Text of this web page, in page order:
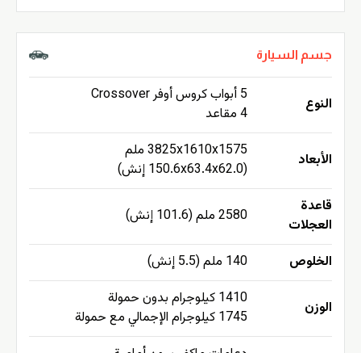
جسم السيارة
النوع
5 أبواب كروس أوفر Crossover
4 مقاعد
الأبعاد
3825x1610x1575 ملم
(150.6x63.4x62.0 إنش)
قاعدة
العجلات
2580 ملم (101.6 إنش)
الخلوص 140 ملم (5.5 إنش)
الوزن
1410 كيلوجرام بدون حمولة
1745 كيلوجرام الإجمالي مع حمولة